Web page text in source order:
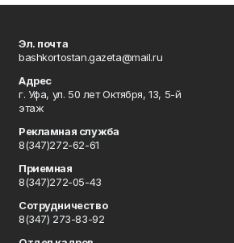
Эл. почта
bashkortostan.gazeta@mail.ru
Адрес
г. Уфа, ул. 50 лет Октября, 13, 5-й
этаж
Рекламная служба
8(347)272-62-61
Приемная
8(347)272-05-43
Сотрудничество
8(347) 273-83-92